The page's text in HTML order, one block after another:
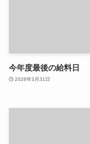
今年度最後の給料日
2026年3月31日